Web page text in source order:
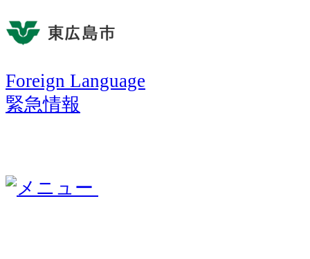
Foreign Language
緊急情報